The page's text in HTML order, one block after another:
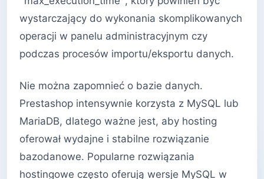
wystarczający do wykonania skomplikowanych
operacji w panelu administracyjnym czy
podczas procesów importu/eksportu danych.
Nie można zapomnieć o bazie danych.
Prestashop intensywnie korzysta z MySQL lub
MariaDB, dlatego ważne jest, aby hosting
oferował wydajne i stabilne rozwiązanie
bazodanowe. Popularne rozwiązania
hostingowe często oferują wersje MySQL w